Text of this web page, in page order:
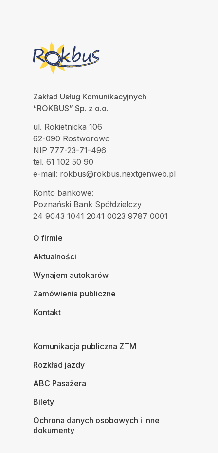
Zakład Usług Komunikacyjnych
“ROKBUS” Sp. z o.o.
ul. Rokietnicka 106
62-090 Rostworowo
NIP 777-23-71-496
tel. 61 102 50 90
e-mail: rokbus@rokbus.nextgenweb.pl
Konto bankowe:
Poznański Bank Spółdzielczy
24 9043 1041 2041 0023 9787 0001
O firmie
Aktualności
Wynajem autokarów
Zamówienia publiczne
Kontakt
Komunikacja publiczna ZTM
Rozkład jazdy
ABC Pasażera
Bilety
Ochrona danych osobowych i inne
dokumenty